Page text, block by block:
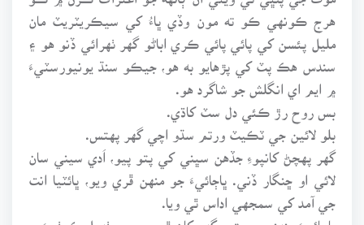
هرج ڪونهي ڪو ته مون وڏي ڀاءُ کي سيڪريٽريٽ مان
مليل پئسن کي پائي پائي ڪري اباڻو گهر ٺهرائي ڏنو هو ۽
سندس هڪ پٽ کي پڙهايو به هو، جيڪو سنڌ يونيورسٽيءَ
۾ ايم اي انگلش جو شاگرد هو.
بس روح رڙ ڪئي دل سٽ کاڌي.
بلو لائين جي ٽڪيٽ ورتم سڌو اچي گهر پهتس.
گهر پهچڻ کانپوءِ جڏهن سڀني کي پتو پيو، اَدي سيني سان
لائي او ڇنگار ڏني. ڀاڄائيءَ جو منهن ڦري ويو، ڀائٽيا انت
جي آمد کي سمجهي اداس ٿي ويا.
ڀاڄائيءَ منهنجو بسترو گهر کان ٿورو پرڀرو ٺهيل ڪوٺيءَ ۾